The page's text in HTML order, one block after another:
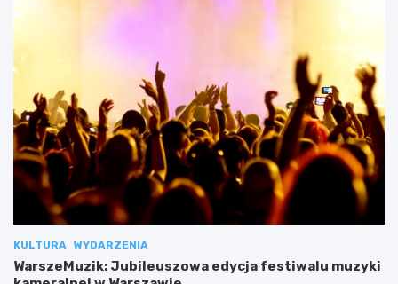
KULTURA WYDARZENIA
WarszeMuzik: Jubileuszowa edycja festiwalu muzyki